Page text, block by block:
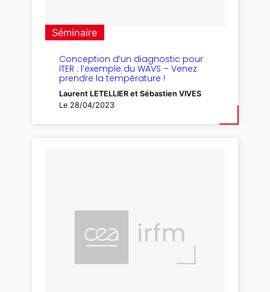
Séminaire
Conception d’un diagnostic pour
ITER : l’exemple du WAVS – Venez
prendre la température !
Laurent LETELLIER et Sébastien VIVES
Le 28/04/2023